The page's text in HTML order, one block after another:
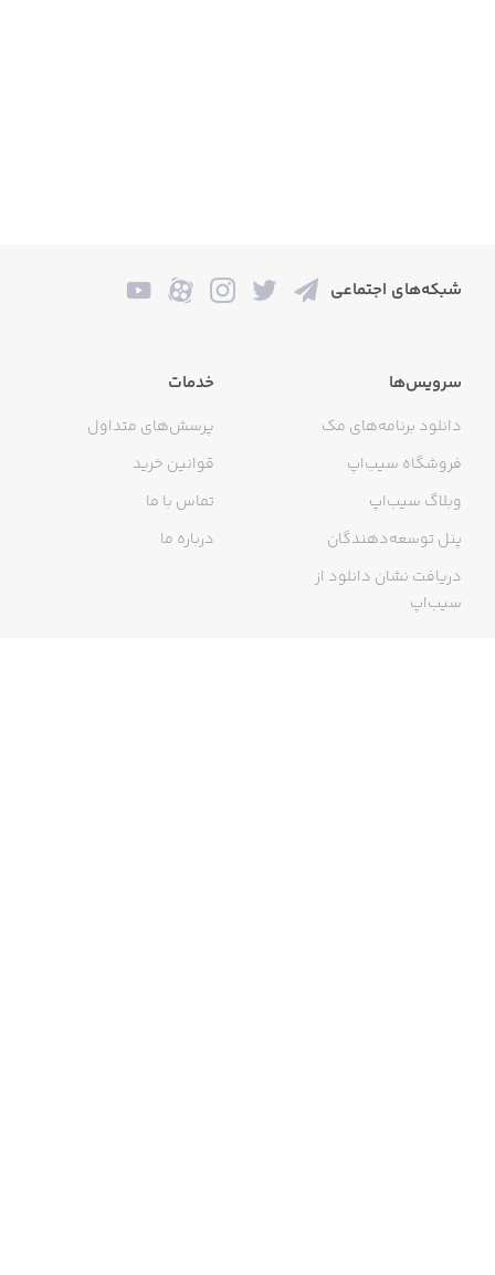
شبکه‌های اجتماعی
سرویس‌ها
دانلود برنامه‌های مک
فروشگاه سیب‌اپ
وبلاگ سیب‌اپ
پنل توسعه‌دهندگان
دریافت نشان دانلود از
سیب‌اپ
خدمات
پرسش‌های متداول
قوانین خرید
تماس با ما
درباره ما